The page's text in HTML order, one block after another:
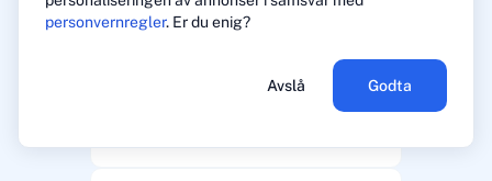
personvernregler. Er du enig?
Avslå Godta
vs